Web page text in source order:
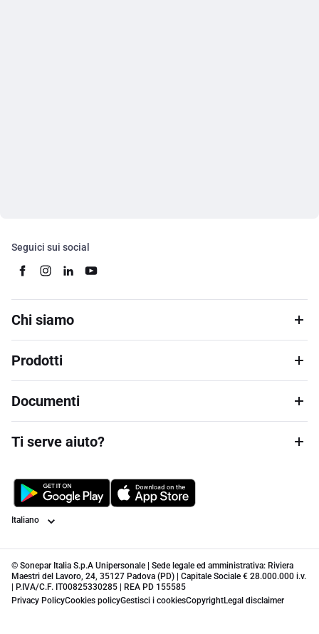
Seguici sui social
Chi siamo
Prodotti
Documenti
Ti serve aiuto?
Lingua
© Sonepar Italia S.p.A Unipersonale | Sede legale ed amministrativa: Riviera
Maestri del Lavoro, 24, 35127 Padova (PD) | Capitale Sociale € 28.000.000 i.v.
| P.IVA/C.F. IT00825330285 | REA PD 155585
Privacy PolicyCookies policyGestisci i cookiesCopyrightLegal disclaimer